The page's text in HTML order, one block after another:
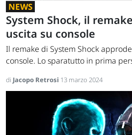
NEWS
System Shock, il
uscita su console
Il remake di System Shock
console. Lo sparatutto in prima
di Jacopo Retrosi 13 marzo 2024